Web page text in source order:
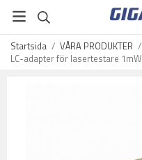
Startsida / VÅRA PRODUKTER /
LC-adapter för lasertestare 1mW